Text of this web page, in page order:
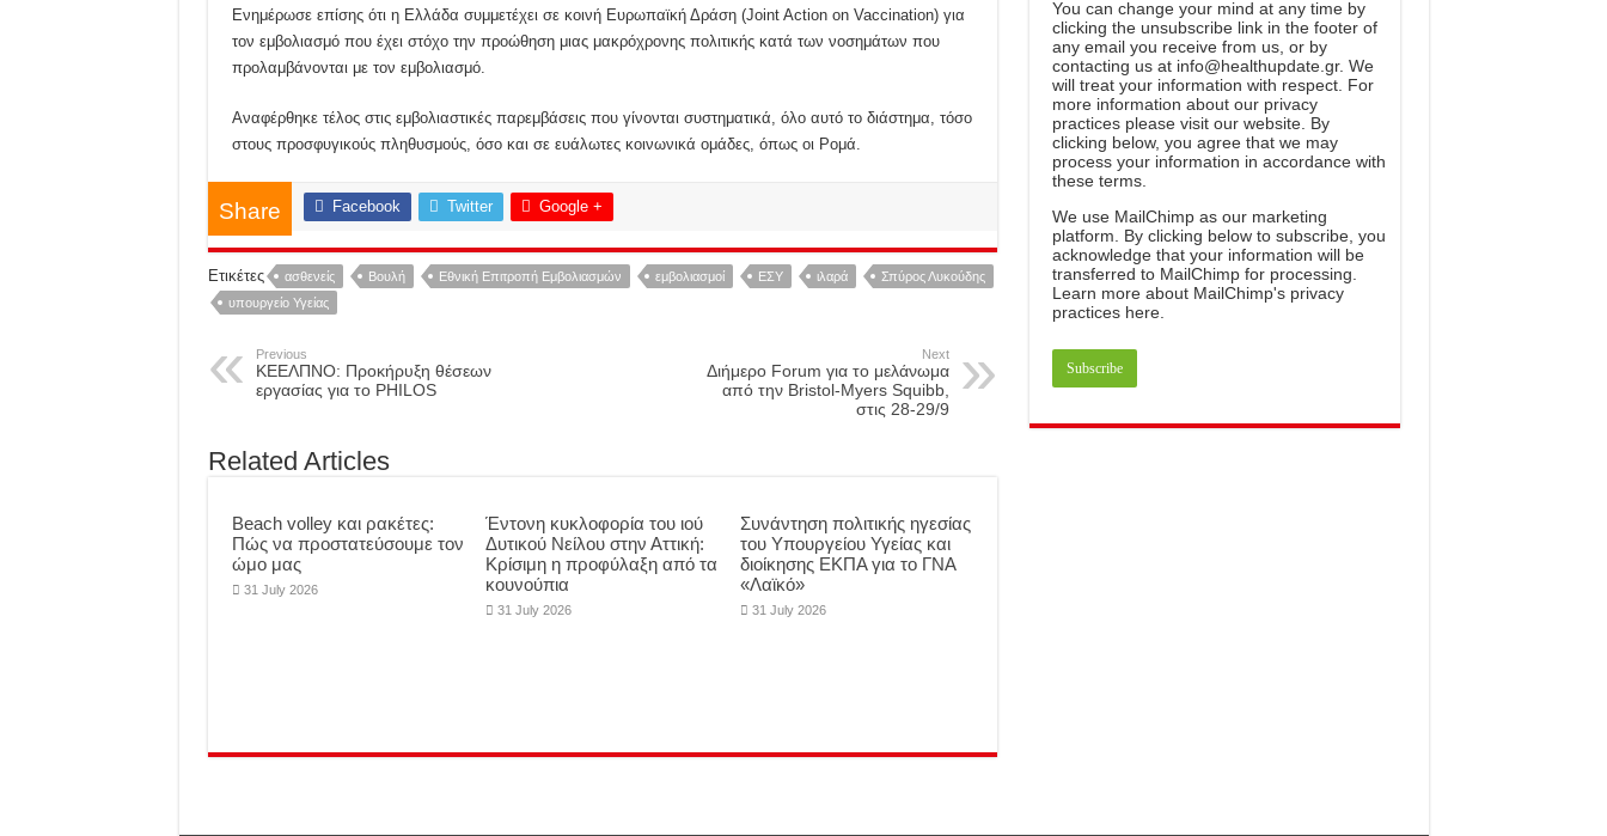
Ενημέρωσε επίσης ότι η Ελλάδα συμμετέχει σε κοινή Ευρωπαϊκή Δράση (Joint Action on Vaccination) για
τον εμβολιασμό που έχει στόχο την προώθηση μιας μακρόχρονης πολιτικής κατά των νοσημάτων που
προλαμβάνονται με τον εμβολιασμό.
Αναφέρθηκε τέλος στις εμβολιαστικές παρεμβάσεις που γίνονται συστηματικά, όλο αυτό το διάστημα, τόσο
στους προσφυγικούς πληθυσμούς, όσο και σε ευάλωτες κοινωνικά ομάδες, όπως οι Ρομά.
Share Facebook Twitter Google +
Ετικέτες ασθενείς Βουλή Εθνική Επιτροπή Εμβολιασμών εμβολιασμοί ΕΣΥ ιλαρά
Σπύρος Λυκούδης
υπουργείο Υγείας
Previous
ΚΕΕΛΠΝΟ: Προκήρυξη θέσεων
εργασίας για το PHILOS
Next
Διήμερο Forum για το μελάνωμα
από την Bristol-Μyers Squibb,
στις 28-29/9
Related Articles
Beach volley και ρακέτες:
Πώς να προστατεύσουμε τον
ώμο μας
31 July 2026
Έντονη κυκλοφορία του ιού
Δυτικού Νείλου στην Αττική:
Κρίσιμη η προφύλαξη από τα
κουνούπια
31 July 2026
Συνάντηση πολιτικής ηγεσίας
του Υπουργείου Υγείας και
διοίκησης ΕΚΠΑ για το ΓΝΑ
«Λαϊκό»
31 July 2026
You can change your mind at any time by
clicking the unsubscribe link in the footer of
any email you receive from us, or by
contacting us at info@healthupdate.gr. We
will treat your information with respect. For
more information about our privacy
practices please visit our website. By
clicking below, you agree that we may
process your information in accordance with
these terms.
We use MailChimp as our marketing
platform. By clicking below to subscribe, you
acknowledge that your information will be
transferred to MailChimp for processing.
Learn more about MailChimp's privacy
practices here.